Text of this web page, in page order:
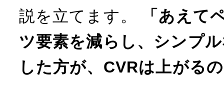
説を立てます。
「あえて
ツ要素を減らし、シンプ
した方が、CVRは上がる